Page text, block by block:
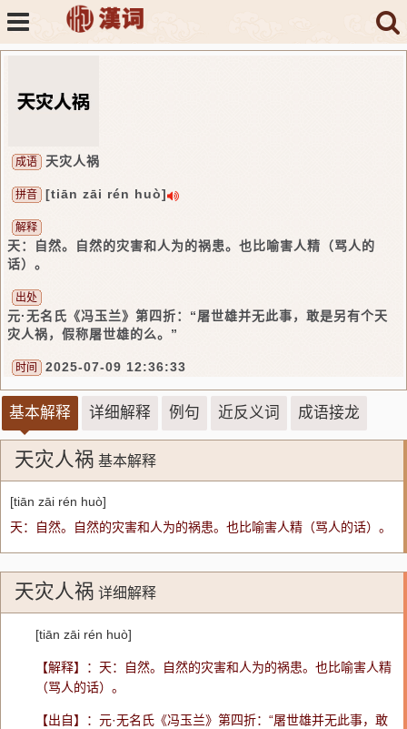
成语 天灾人祸
拼音 [tiān zāi rén huò]
解释
天：自然。自然的灾害和人为的祸患。也比喻害人精（骂人的
话）。
出处
元·无名氏《冯玉兰》第四折：“屠世雄并无此事，敢是另有个天
灾人祸，假称屠世雄的么。”
时间 2025-07-09 12:36:33
基本解释 详细解释 例句 近反义词 成语接龙
天灾人祸 基本解释
[tiān zāi rén huò]
天：自然。自然的灾害和人为的祸患。也比喻害人精（骂人的话）。
天灾人祸 详细解释
[tiān zāi rén huò]
【解释】：天：自然。自然的灾害和人为的祸患。也比喻害人精
（骂人的话）。
【出自】：元·无名氏《冯玉兰》第四折：“屠世雄并无此事，敢